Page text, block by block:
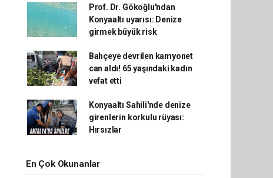
Prof. Dr. Gökoğlu'ndan
Konyaaltı uyarısı: Denize
girmek büyük risk
Bahçeye devrilen kamyonet
can aldı! 65 yaşındaki kadın
vefat etti
Konyaaltı Sahili'nde denize
girenlerin korkulu rüyası:
Hırsızlar
En Çok Okunanlar